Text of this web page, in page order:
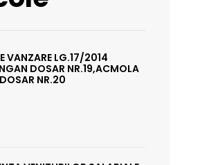
VANZARE LG.17/2014
DOSAR NR.19,ACMOLA
NR.20